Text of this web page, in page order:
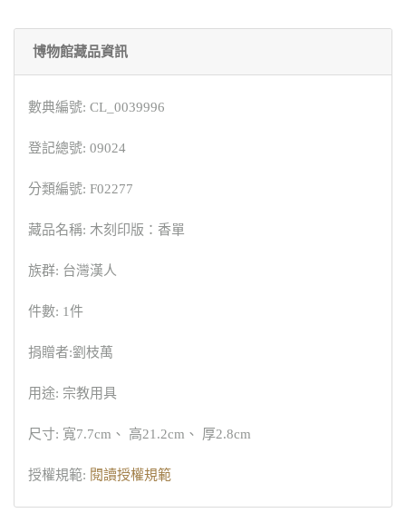
博物館藏品資訊
數典編號: CL_0039996
登記總號: 09024
分類編號: F02277
藏品名稱: 木刻印版：香單
族群: 台灣漢人
件數: 1件
捐贈者:劉枝萬
用途: 宗教用具
尺寸: 寬7.7cm、 高21.2cm、 厚2.8cm
授權規範: 閱讀授權規範